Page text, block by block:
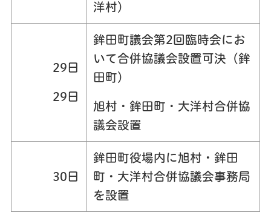
洋村）
29日
29日
鉾田町議会第2回臨時会にお
いて合併協議会設置可決（鉾
田町）
旭村・鉾田町・大洋村合併協
議会設置
30日
鉾田町役場内に旭村・鉾田
町・大洋村合併協議会事務局
を設置